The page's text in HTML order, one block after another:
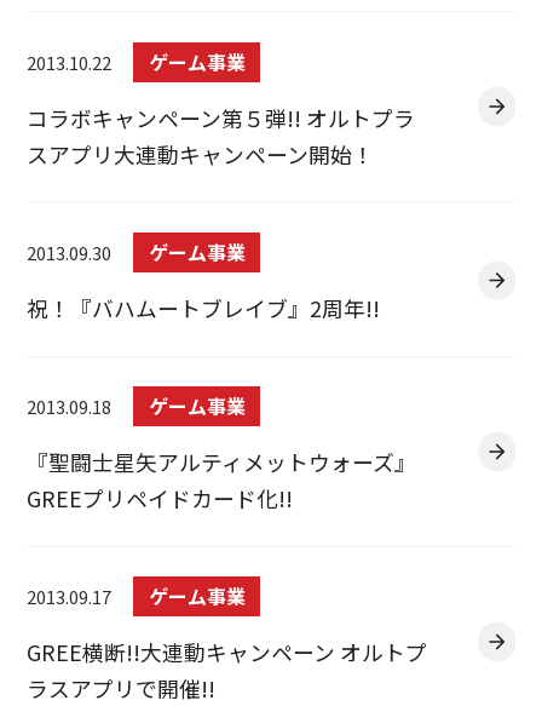
2013.10.22 ゲーム事業
コラボキャンペーン第５弾!! オルトプラ
スアプリ大連動キャンペーン開始！
2013.09.30 ゲーム事業
祝！『バハムートブレイブ』2周年!!
2013.09.18 ゲーム事業
『聖闘士星矢アルティメットウォーズ』
GREEプリペイドカード化!!
2013.09.17 ゲーム事業
GREE横断!!大連動キャンペーン オルトプ
ラスアプリで開催!!